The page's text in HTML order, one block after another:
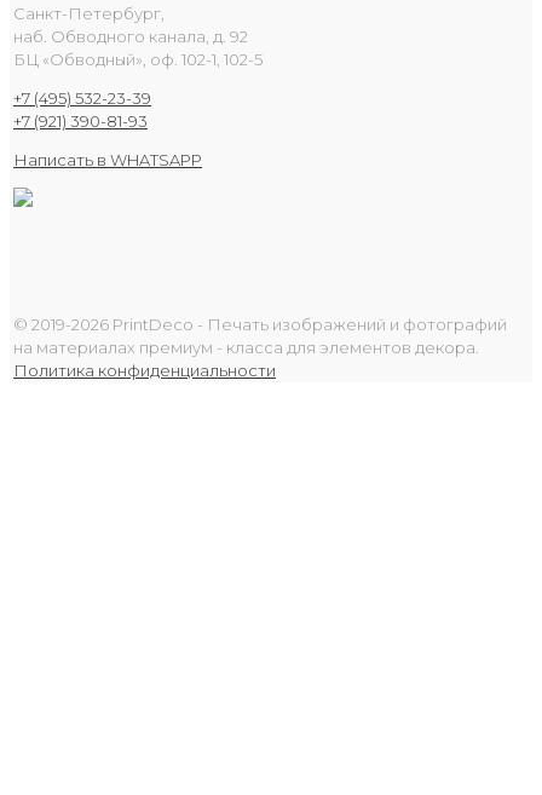
Санкт-Петербург,
наб. Обводного канала, д. 92
БЦ «Обводный», оф. 102-1, 102-5
+7 (495) 532-23-39
+7 (921) 390-81-93
Написать в WHATSAPP
© 2019-2026 PrintDeco - Печать изображений и фотографий
на материалах премиум - класса для элементов декора.
Политика конфиденциальности